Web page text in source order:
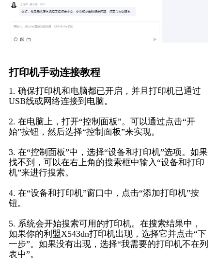
打印机手动连接教程
1. 确保打印机和电脑都已开启，并且打印机已通过
USB线或网络连接到电脑。
2. 在电脑上，打开“控制面板”。可以通过点击“开
始”按钮，然后选择“控制面板”来实现。
3. 在“控制面板”中，选择“设备和打印机”选项。如果
找不到，可以在右上角的搜索框中输入“设备和打印
机”来进行搜索。
4. 在“设备和打印机”窗口中，点击“添加打印机”按
钮。
5. 系统会开始搜索可用的打印机。在搜索结果中，
如果你的利盟X543dn打印机出现，选择它并点击“下
一步”。如果没有出现，选择“我需要的打印机不在列
表中”。